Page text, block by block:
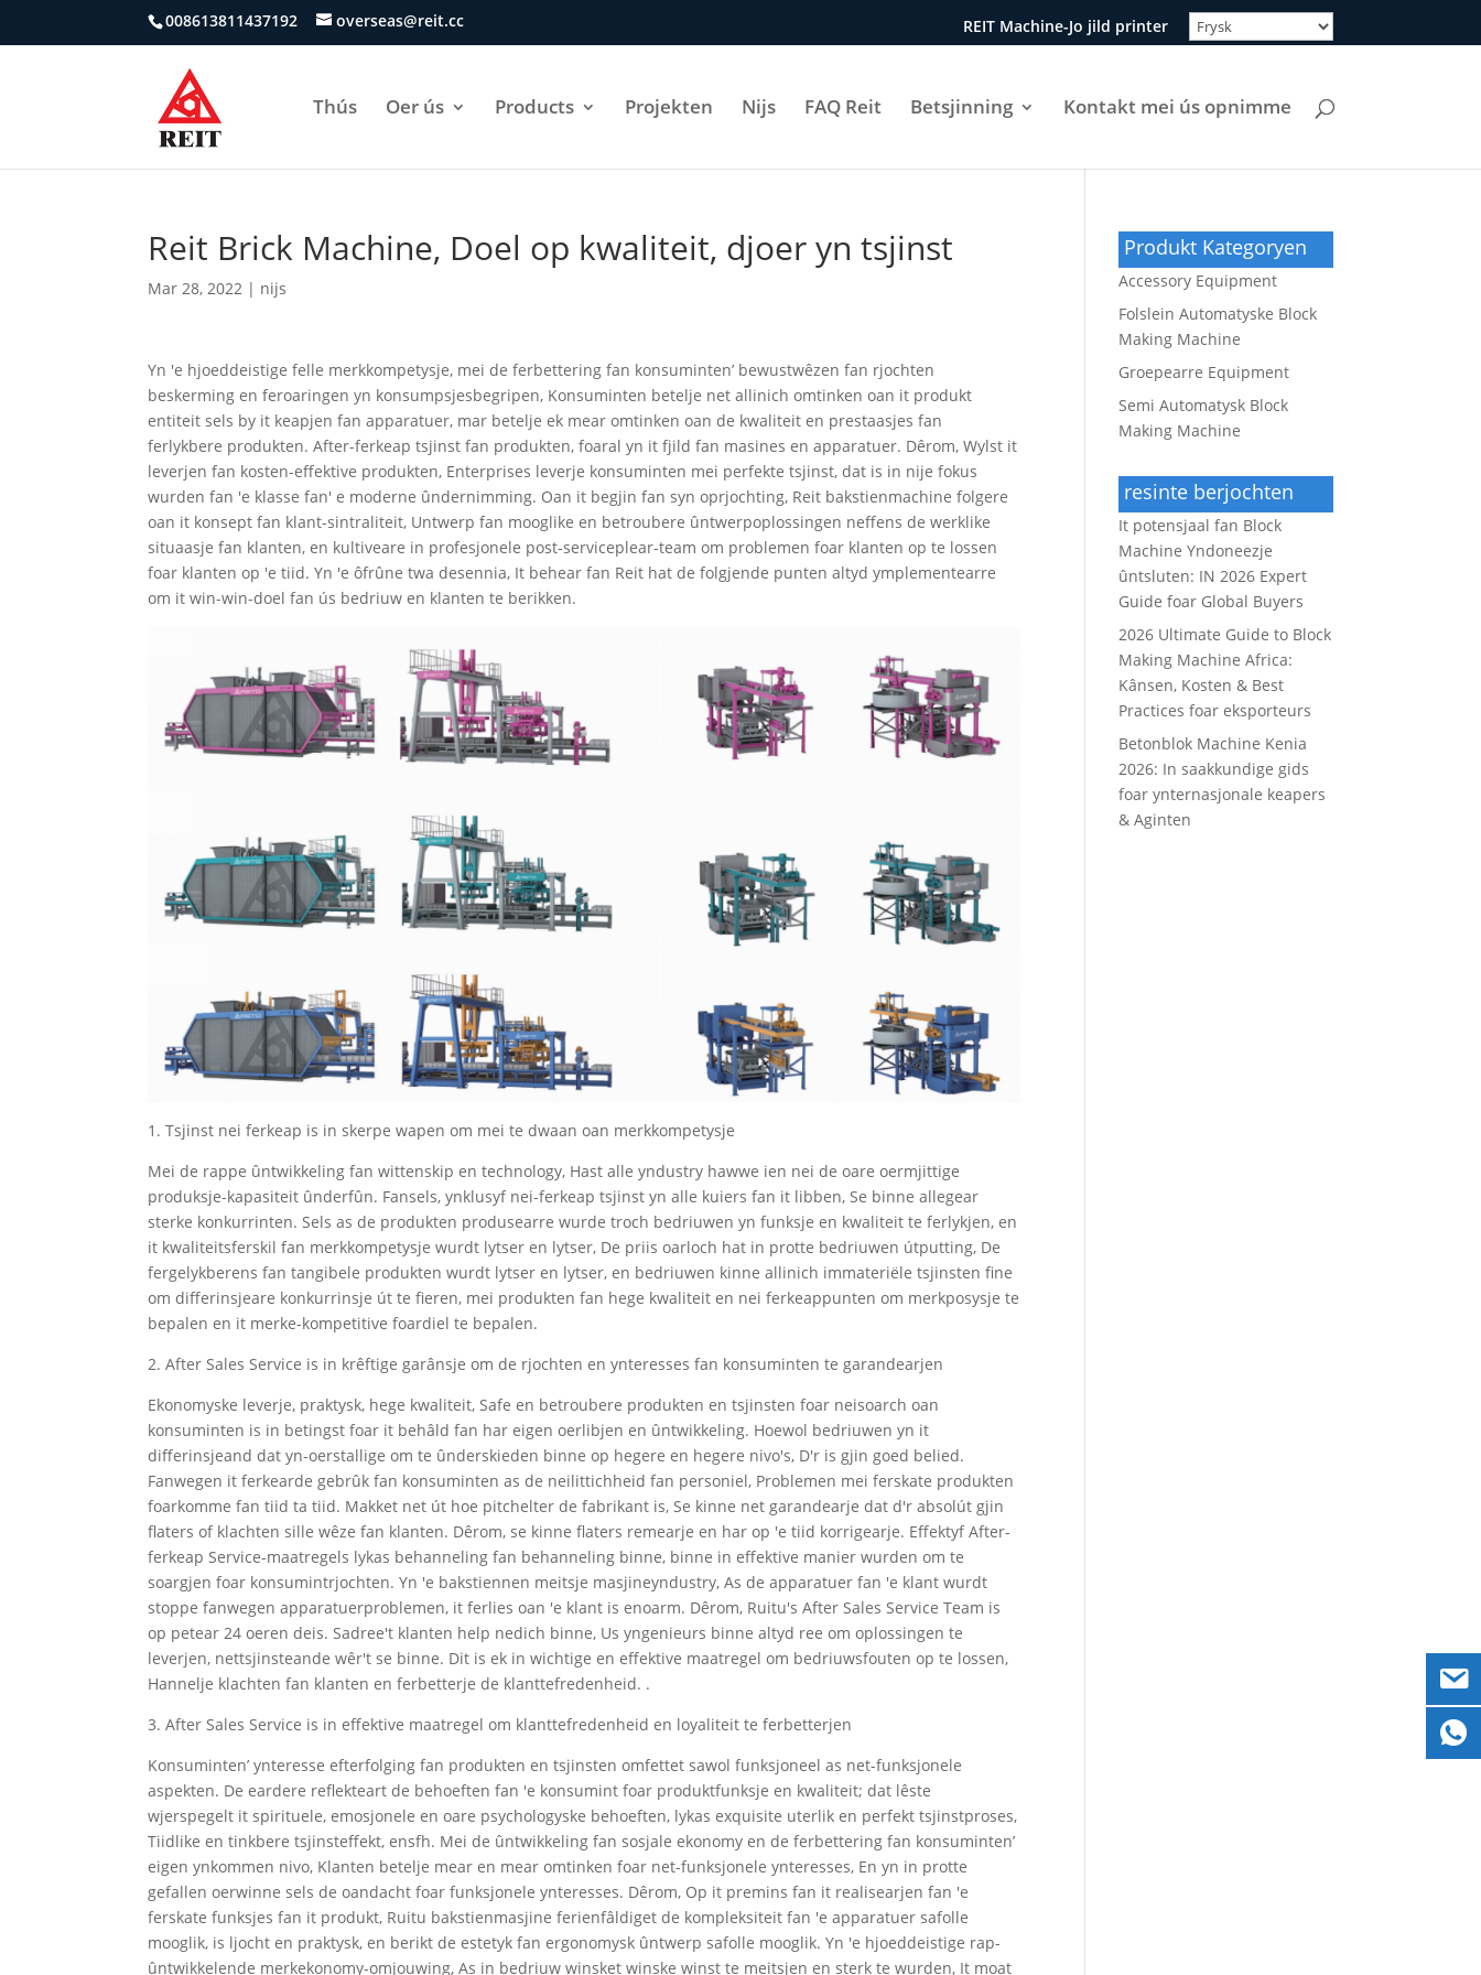
008613811437192 overseas@reit.cc REIT Machine-Jo jild printer
Thús Oer ús Products Projekten Nijs FAQ Reit Betsjinning Kontakt mei ús opnimme
Reit Brick Machine, Doel op kwaliteit, djoer yn tsjinst
Mar 28, 2022 | nijs
Yn 'e hjoeddeistige felle merkkompetysje, mei de ferbettering fan konsuminten’ bewustwêzen fan rjochten
beskerming en feroaringen yn konsumpsjesbegripen, Konsuminten betelje net allinich omtinken oan it produkt
entiteit sels by it keapjen fan apparatuer, mar betelje ek mear omtinken oan de kwaliteit en prestaasjes fan
ferlykbere produkten. After-ferkeap tsjinst fan produkten, foaral yn it fjild fan masines en apparatuer. Dêrom, Wylst it
leverjen fan kosten-effektive produkten, Enterprises leverje konsuminten mei perfekte tsjinst, dat is in nije fokus
wurden fan 'e klasse fan' e moderne ûndernimming. Oan it begjin fan syn oprjochting, Reit bakstienmachine folgere
oan it konsept fan klant-sintraliteit, Untwerp fan mooglike en betroubere ûntwerpoplossingen neffens de werklike
situaasje fan klanten, en kultiveare in profesjonele post-serviceplear-team om problemen foar klanten op te lossen
foar klanten op 'e tiid. Yn 'e ôfrûne twa desennia, It behear fan Reit hat de folgjende punten altyd ymplementearre
om it win-win-doel fan ús bedriuw en klanten te berikken.
1. Tsjinst nei ferkeap is in skerpe wapen om mei te dwaan oan merkkompetysje
Mei de rappe ûntwikkeling fan wittenskip en technology, Hast alle yndustry hawwe ien nei de oare oermjittige
produksje-kapasiteit ûnderfûn. Fansels, ynklusyf nei-ferkeap tsjinst yn alle kuiers fan it libben, Se binne allegear
sterke konkurrinten. Sels as de produkten produsearre wurde troch bedriuwen yn funksje en kwaliteit te ferlykjen, en
it kwaliteitsferskil fan merkkompetysje wurdt lytser en lytser, De priis oarloch hat in protte bedriuwen útputting, De
fergelykberens fan tangibele produkten wurdt lytser en lytser, en bedriuwen kinne allinich immateriële tsjinsten fine
om differinsjeare konkurrinsje út te fieren, mei produkten fan hege kwaliteit en nei ferkeappunten om merkposysje te
bepalen en it merke-kompetitive foardiel te bepalen.
2. After Sales Service is in krêftige garânsje om de rjochten en ynteresses fan konsuminten te garandearjen
Ekonomyske leverje, praktysk, hege kwaliteit, Safe en betroubere produkten en tsjinsten foar neisoarch oan
konsuminten is in betingst foar it behâld fan har eigen oerlibjen en ûntwikkeling. Hoewol bedriuwen yn it
differinsjeand dat yn-oerstallige om te ûnderskieden binne op hegere en hegere nivo's, D'r is gjin goed belied.
Fanwegen it ferkearde gebrûk fan konsuminten as de neilittichheid fan personiel, Problemen mei ferskate produkten
foarkomme fan tiid ta tiid. Makket net út hoe pitchelter de fabrikant is, Se kinne net garandearje dat d'r absolút gjin
flaters of klachten sille wêze fan klanten. Dêrom, se kinne flaters remearje en har op 'e tiid korrigearje. Effektyf After-
ferkeap Service-maatregels lykas behanneling fan behanneling binne, binne in effektive manier wurden om te
soargjen foar konsumintrjochten. Yn 'e bakstiennen meitsje masjineyndustry, As de apparatuer fan 'e klant wurdt
stoppe fanwegen apparatuerproblemen, it ferlies oan 'e klant is enoarm. Dêrom, Ruitu's After Sales Service Team is
op petear 24 oeren deis. Sadree't klanten help nedich binne, Us yngenieurs binne altyd ree om oplossingen te
leverjen, nettsjinsteande wêr't se binne. Dit is ek in wichtige en effektive maatregel om bedriuwsfouten op te lossen,
Hannelje klachten fan klanten en ferbetterje de klanttefredenheid. .
3. After Sales Service is in effektive maatregel om klanttefredenheid en loyaliteit te ferbetterjen
Konsuminten’ ynteresse efterfolging fan produkten en tsjinsten omfettet sawol funksjoneel as net-funksjonele
aspekten. De eardere reflekteart de behoeften fan 'e konsumint foar produktfunksje en kwaliteit; dat lêste
wjerspegelt it spirituele, emosjonele en oare psychologyske behoeften, lykas exquisite uterlik en perfekt tsjinstproses,
Tiidlike en tinkbere tsjinsteffekt, ensfh. Mei de ûntwikkeling fan sosjale ekonomy en de ferbettering fan konsuminten’
eigen ynkommen nivo, Klanten betelje mear en mear omtinken foar net-funksjonele ynteresses, En yn in protte
gefallen oerwinne sels de oandacht foar funksjonele ynteresses. Dêrom, Op it premins fan it realisearjen fan 'e
ferskate funksjes fan it produkt, Ruitu bakstienmasjine ferienfâldiget de kompleksiteit fan 'e apparatuer safolle
mooglik, is ljocht en praktysk, en berikt de estetyk fan ergonomysk ûntwerp safolle mooglik. Yn 'e hjoeddeistige rap-
ûntwikkelende merkekonomy-omjouwing, As in bedriuw winsket winske winst te meitsjen en sterk te wurden, It moat
Produkt Kategoryen
Accessory Equipment
Folslein Automatyske Block
Making Machine
Groepearre Equipment
Semi Automatysk Block
Making Machine
resinte berjochten
It potensjaal fan Block
Machine Yndoneezje
ûntsluten: IN 2026 Expert
Guide foar Global Buyers
2026 Ultimate Guide to Block
Making Machine Africa:
Kânsen, Kosten & Best
Practices foar eksporteurs
Betonblok Machine Kenia
2026: In saakkundige gids
foar ynternasjonale keapers
& Aginten